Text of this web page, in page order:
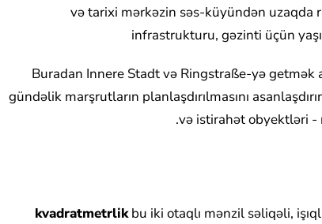
və tarixi mərkəzin səs-küyündən uzaqda
infrastrukturu, gəzinti üçün
Buradan Innere Stadt və Ringstraße-yə getmək
gündəlik marşrutların planlaşdırılmasını
və istirahət obyektləri -
bu iki otaqlı mənzil səliqəli,